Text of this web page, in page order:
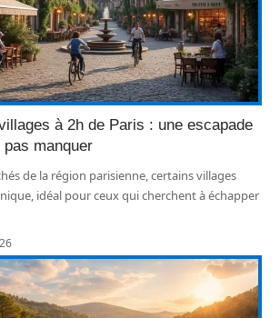
à 2h de Paris : une escapade
manquer
de la région parisienne, certains villages
idéal pour ceux qui cherchent à échapper